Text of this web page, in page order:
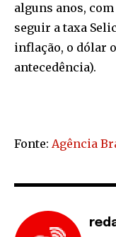
alguns anos,
seguir a taxa
inflação, o dólar
antecedência).
Fonte: Agência